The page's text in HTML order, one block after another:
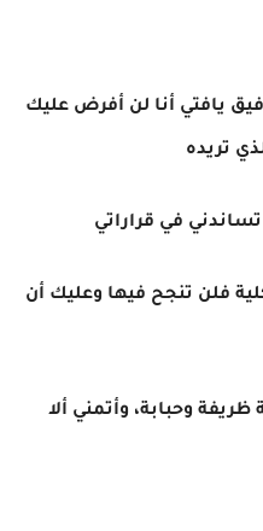
يافتي أنا لن أفرض عليك
تريده
في قراراتي
فلن تنجح فيها وعليك أن
وحبابة، وأتمني ألا